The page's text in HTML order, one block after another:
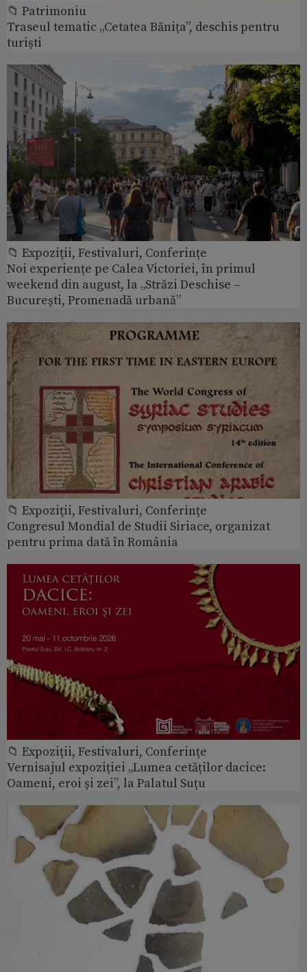
📁 Patrimoniu
Traseul tematic „Cetatea Bănița”, deschis pentru
turiști
📁 Expoziţii, Festivaluri, Conferințe
Noi experiențe pe Calea Victoriei, în primul
weekend din august, la „Străzi Deschise –
București, Promenadă urbană”
📁 Expoziţii, Festivaluri, Conferințe
Congresul Mondial de Studii Siriace, organizat
pentru prima dată în România
📁 Expoziţii, Festivaluri, Conferințe
Vernisajul expoziției „Lumea cetăților dacice:
Oameni, eroi și zei”, la Palatul Suțu